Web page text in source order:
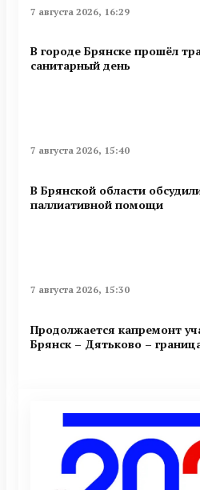
7 августа 2026, 16:29
В городе Брянске прошёл
санитарный день
7 августа 2026, 15:40
В Брянской области
паллиативной помощи
7 августа 2026, 15:30
Продолжается капремонт
Брянск – Дятьково –